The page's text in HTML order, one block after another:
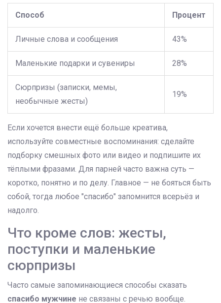
Способ Процент
Личные слова и сообщения 43%
Маленькие подарки и сувениры 28%
Сюрпризы (записки, мемы,
необычные жесты)
19%
Если хочется внести ещё больше креатива,
используйте совместные воспоминания: сделайте
подборку смешных фото или видео и подпишите их
тёплыми фразами. Для парней часто важна суть —
коротко, понятно и по делу. Главное — не бояться быть
собой, тогда любое "спасибо" запомнится всерьёз и
надолго.
Что кроме слов: жесты,
поступки и маленькие
сюрпризы
Часто самые запоминающиеся способы сказать
спасибо мужчине не связаны с речью вообще.